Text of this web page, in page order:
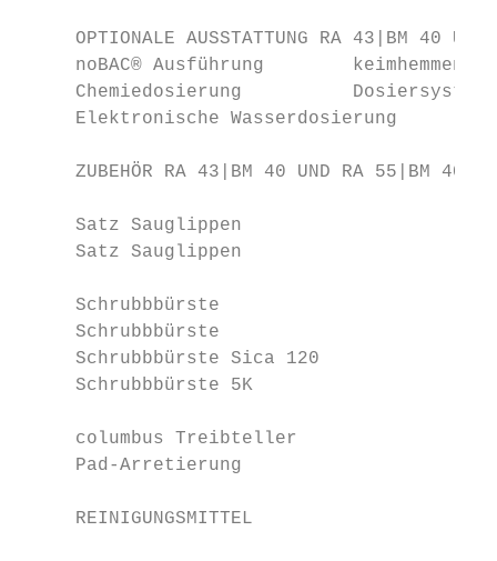
OPTIONALE AUSSTATTUNG RA 43|BM 40
noBAC® Ausführung
Chemiedosierung
Elektronische Wasserdosierung
ZUBEHÖR RA 43|BM 40 UND RA 55|BM 40
Satz Sauglippen
Satz Sauglippen
Schrubbbürste
Schrubbbürste
Schrubbbürste Sica 120
Schrubbbürste 5K
columbus Treibteller
Pad-Arretierung
REINIGUNGSMITTEL